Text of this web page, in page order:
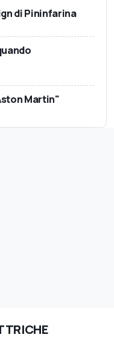
di Pininfarina
Martin"